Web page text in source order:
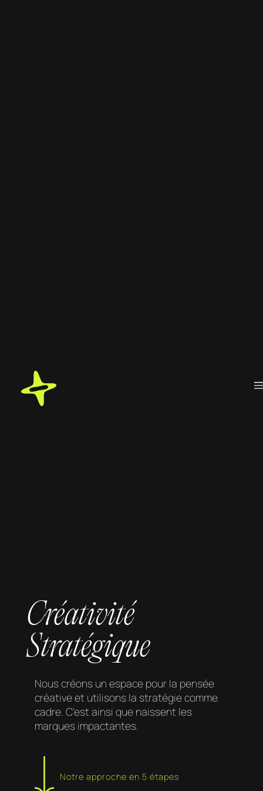
Créativité
Stratégique
Nous créons un espace pour la pensée
créative et utilisons la stratégie comme
cadre. C'est ainsi que naissent les
marques impactantes.
Notre approche en 5 étapes